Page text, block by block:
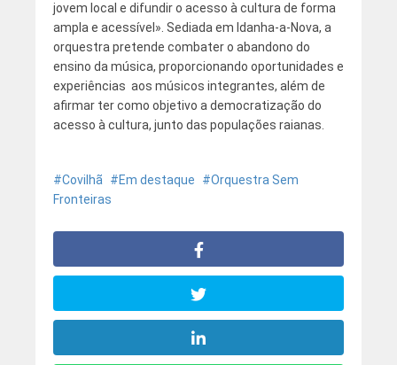
jovem local e difundir o acesso à cultura de forma
ampla e acessível». Sediada em Idanha-a-Nova, a
orquestra pretende combater o abandono do
ensino da música, proporcionando oportunidades e
experiências aos músicos integrantes, além de
afirmar ter como objetivo a democratização do
acesso à cultura, junto das populações raianas.
Covilhã Em destaque
Orquestra Sem
Fronteiras